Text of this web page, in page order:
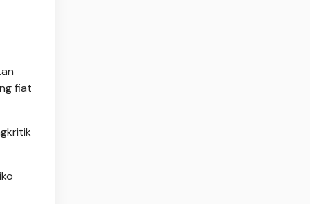
fiat